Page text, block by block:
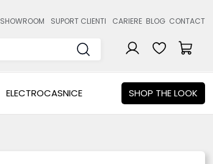
SHOWROOM SUPORT CLIENTI CARIERE BLOG CONTACT
ELECTROCASNICE SHOP THE LOOK